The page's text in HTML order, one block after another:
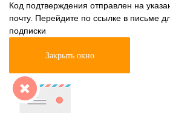
Код подтверждения отправлен на
почту. Перейдите по ссылке в письме
подписки
Закрыть окно